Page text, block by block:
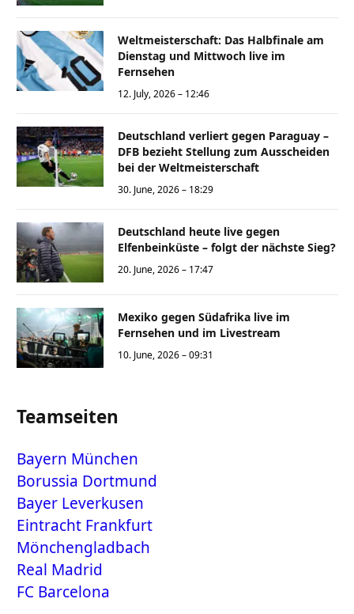
Weltmeisterschaft: Das Halbfinale am
Dienstag und Mittwoch live im
Fernsehen
12. July, 2026 – 12:46
Deutschland verliert gegen Paraguay –
DFB bezieht Stellung zum Ausscheiden
bei der Weltmeisterschaft
30. June, 2026 – 18:29
Deutschland heute live gegen
Elfenbeinküste – folgt der nächste Sieg?
20. June, 2026 – 17:47
Mexiko gegen Südafrika live im
Fernsehen und im Livestream
10. June, 2026 – 09:31
Teamseiten
Bayern München
Borussia Dortmund
Bayer Leverkusen
Eintracht Frankfurt
Mönchengladbach
Real Madrid
FC Barcelona